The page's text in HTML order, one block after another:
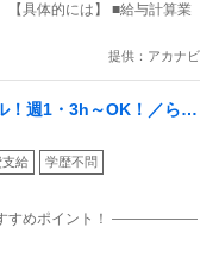
【具体的には】 ■給与計算業
提供：アカナビ
！週1・3h～OK！／らあ
支給 学歴不問
めポイント！ ――――――